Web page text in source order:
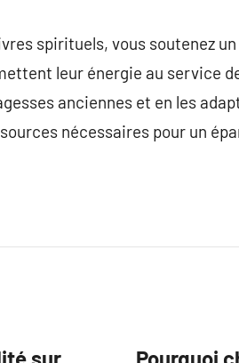
spirituels, vous soutenez
leur énergie au service
anciennes et en les
nécessaires pour un